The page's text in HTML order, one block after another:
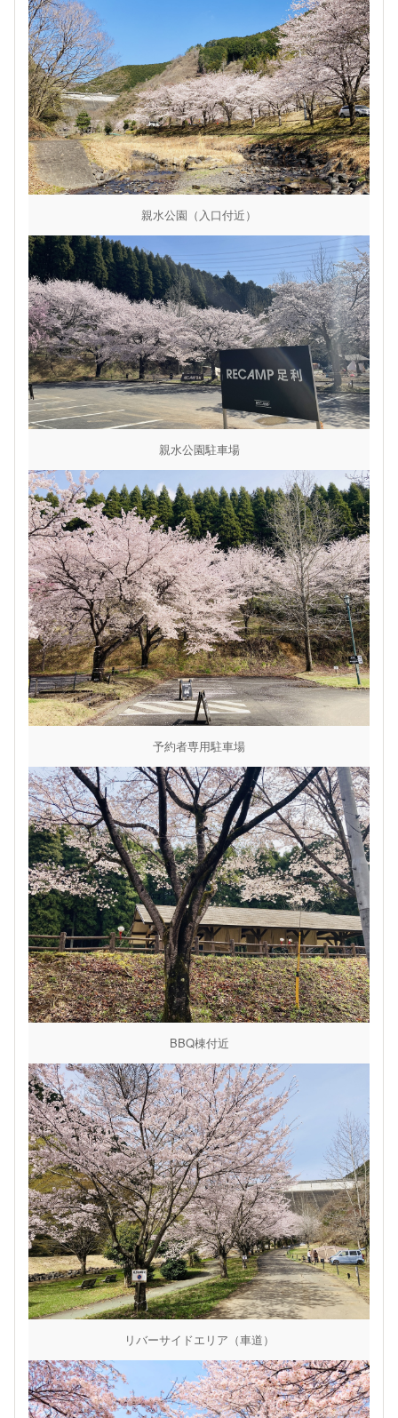
親水公園（入口付近）
親水公園駐車場
予約者専用駐車場
BBQ棟付近
リバーサイドエリア（車道）